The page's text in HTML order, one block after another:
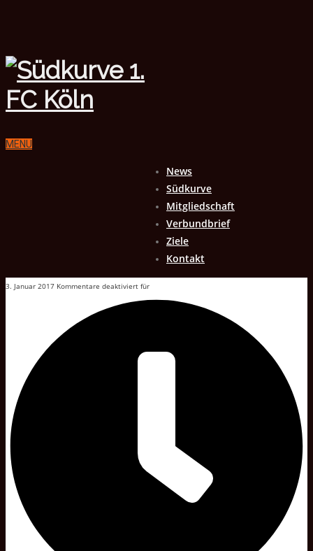
MENU
News
Südkurve
Mitgliedschaft
Verbundbrief
Ziele
Kontakt
3. Januar 2017 Kommentare deaktiviert für